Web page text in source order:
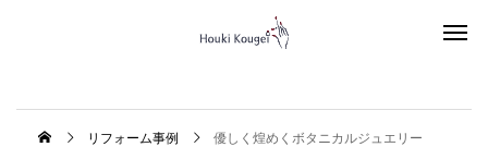
リフォーム事例 優しく煌めくボタニカルジュエリー